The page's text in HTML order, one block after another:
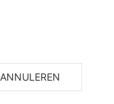
ANNULEREN